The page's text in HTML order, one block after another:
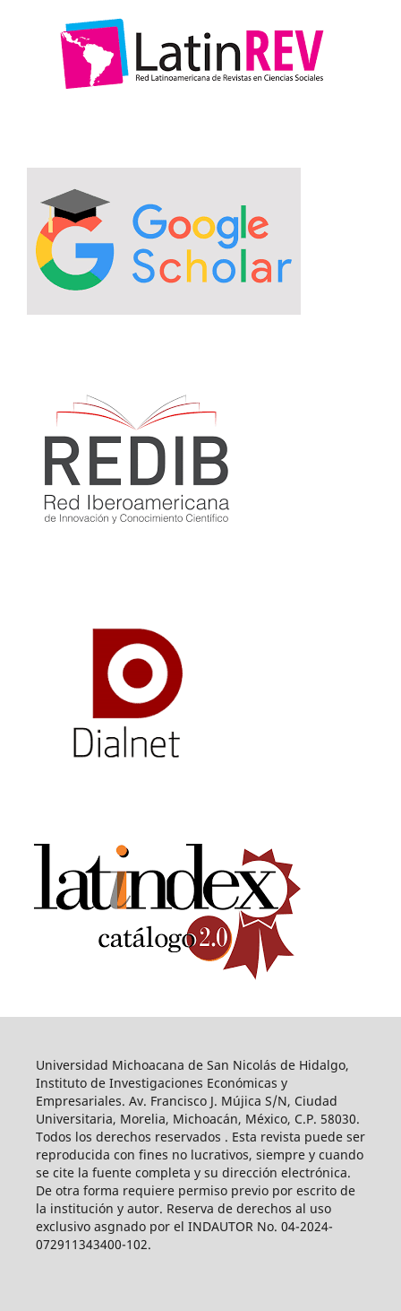
Universidad Michoacana de San Nicolás de Hidalgo,
Instituto de Investigaciones Económicas y
Empresariales. Av. Francisco J. Mújica S/N, Ciudad
Universitaria, Morelia, Michoacán, México, C.P. 58030.
Todos los derechos reservados . Esta revista puede ser
reproducida con fines no lucrativos, siempre y cuando
se cite la fuente completa y su dirección electrónica.
De otra forma requiere permiso previo por escrito de
la institución y autor. Reserva de derechos al uso
exclusivo asgnado por el INDAUTOR No. 04-2024-
072911343400-102.